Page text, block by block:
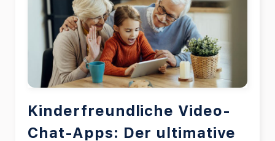
Kinderfreundliche Video-
Chat-Apps: Der ultimative